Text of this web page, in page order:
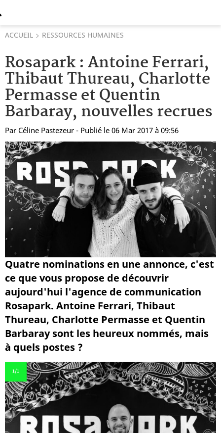
ACCUEIL RESSOURCES HUMAINES
Rosapark : Antoine Ferrari,
Thibaut Thureau, Charlotte
Permasse et Quentin
Barbaray, nouvelles recrues
Par Céline Pastezeur - Publié le 06 Mar 2017 à 09:56
Quatre nominations en une annonce, c'est
ce que vous propose de découvrir
aujourd'hui l'agence de communication
Rosapark. Antoine Ferrari, Thibaut
Thureau, Charlotte Permasse et Quentin
Barbaray sont les heureux nommés, mais
à quels postes ?
1/1